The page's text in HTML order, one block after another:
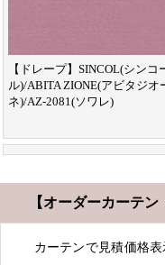
【ドレープ】SINCOL(シンコ
ル)/ABITA ZIONE(アビタジオ
ネ)/AZ-2081(ソワレ)
【オーダーカーテ
カーテンで見積価格